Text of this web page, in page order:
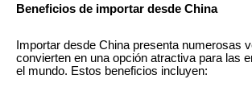
Beneficios de importar desde China
Importar desde China presenta numerosas
convierten en una opción atractiva para las
el mundo. Estos beneficios incluyen: